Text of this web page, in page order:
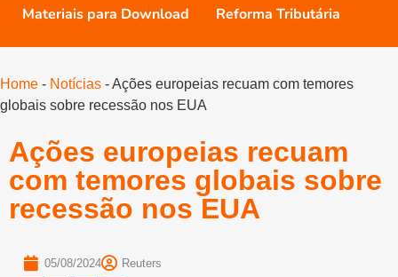
Materiais para Download Reforma Tributária
Home - Notícias -Ações europeias recuam com temores
globais sobre recessão nos EUA
Ações europeias recuam
com temores globais sobre
recessão nos EUA
05/08/2024 Reuters